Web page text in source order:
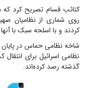
کتائب قسام تصریح کرد که
روی شماری از نظامیان
کردند و با اسلحه سبک با
شاخه نظامی حماس در پایان
نظامی اسرائیل برای
گذشته رصد کرده‌اند.